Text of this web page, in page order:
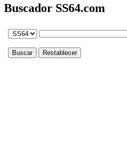
Buscador SS64.com